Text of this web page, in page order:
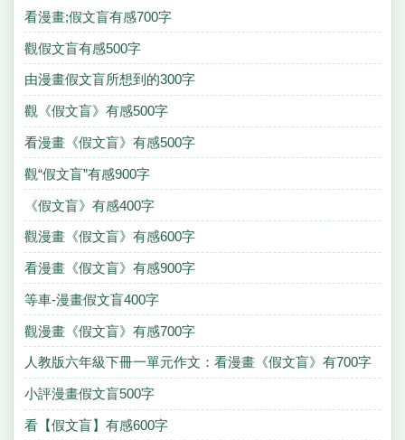
看漫畫;假文盲有感700字
觀假文盲有感500字
由漫畫假文盲所想到的300字
觀《假文盲》有感500字
看漫畫《假文盲》有感500字
觀“假文盲”有感900字
《假文盲》有感400字
觀漫畫《假文盲》有感600字
看漫畫《假文盲》有感900字
等車-漫畫假文盲400字
觀漫畫《假文盲》有感700字
人教版六年級下冊一單元作文：看漫畫《假文盲》有700字
小評漫畫假文盲500字
看【假文盲】有感600字